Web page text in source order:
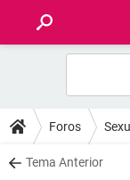
FOROS
SALUD
Foros
Tema Anterior